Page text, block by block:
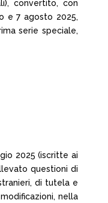
convertito, con
e 7 agosto 2025,
serie speciale,
2025 (iscritte ai
questioni di
di tutela e
nella